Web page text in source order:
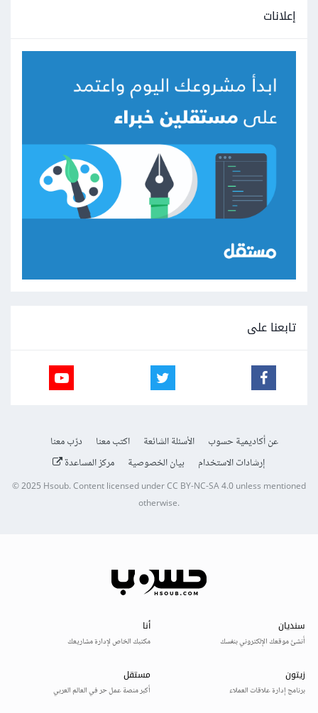
إعلانات
تابعنا على
عن أكاديمية حسوب الأسئلة الشائعة اكتب معنا
درّب معنا
إرشادات الاستخدام
بيان الخصوصية مركز المساعدة
© 2025Hsoub.Content licensed underCC BY-NC-SA 4.0unless mentioned
otherwise.